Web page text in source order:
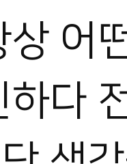
상 어
하다